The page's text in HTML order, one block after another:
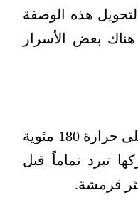
هذه الوصفة
بعض الأسرار
قبل خلط المكونات، قم بنثر رقائق الشوفان على صينية وادخلها إلى فرن محمى على حرارة 180 مئوية
تبرد تماماً قبل
قرمشة.